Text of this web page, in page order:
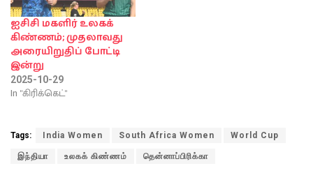
ஐசிசி மகளிர் உலகக்
கிண்ணம்; முதலாவது
அரையிறுதிப் போட்டி
இன்று
2025-10-29
In "கிரிக்கெட்"
Tags: India Women South Africa Women World Cup
இந்தியா உலகக் கிண்ணம் தென்னாப்பிரிக்கா